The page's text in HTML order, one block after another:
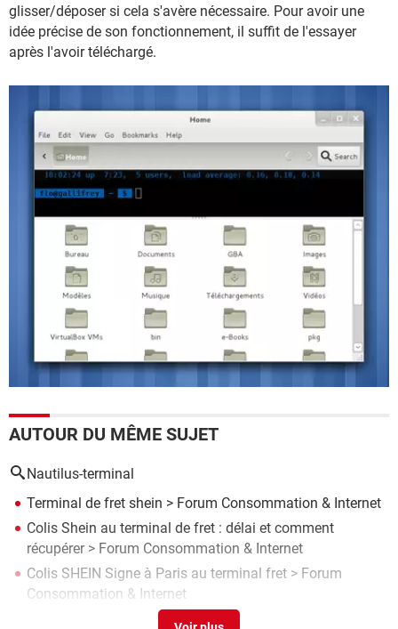
glisser/déposer si cela s'avère nécessaire. Pour avoir une
idée précise de son fonctionnement, il suffit de l'essayer
après l'avoir téléchargé.
AUTOUR DU MÊME SUJET
Nautilus-terminal
Terminal de fret shein > Forum Consommation & Internet
Colis Shein au terminal de fret : délai et comment
récupérer> Forum Consommation & Internet
Colis SHEIN Signe à Paris au terminal fret > Forum
Consommation & Internet
Valedwaz : Colis Shein au terminal de fret